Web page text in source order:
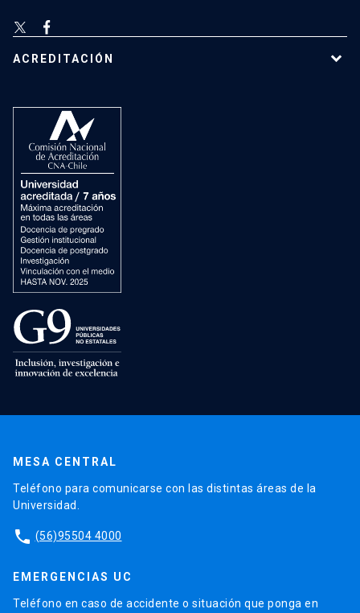
ACREDITACIÓN
MESA CENTRAL
Teléfono para comunicarse con las distintas áreas de la
Universidad.
phone (56)95504 4000
EMERGENCIAS UC
Teléfono en caso de accidente o situación que ponga en